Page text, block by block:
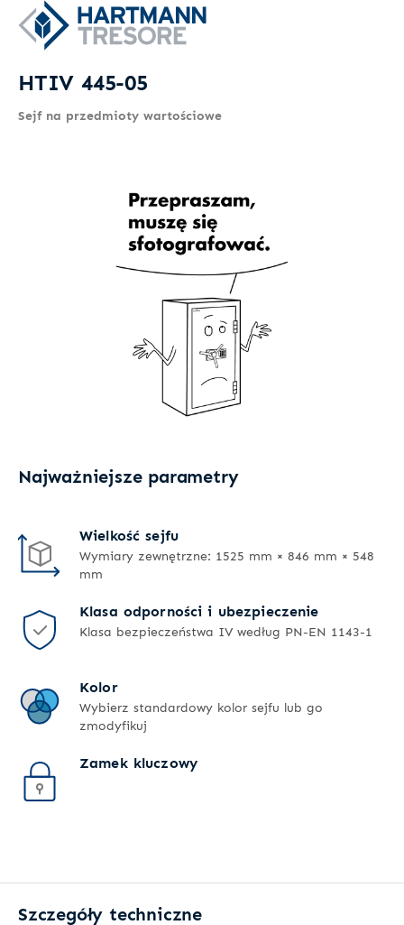
HTIV 445-05
Sejf na przedmioty wartościowe
Najważniejsze parametry
Wielkość sejfu
Wymiary zewnętrzne: 1525 mm × 846 mm × 548
mm
Klasa odporności i ubezpieczenie
Klasa bezpieczeństwa IV według PN-EN 1143-1
Kolor
Wybierz standardowy kolor sejfu lub go
zmodyfikuj
Zamek kluczowy
Szczegóły techniczne